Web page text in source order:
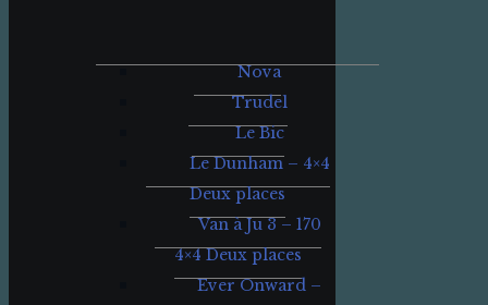
Nova
Trudel
Le Bic
Le Dunham – 4×4
Deux places
Van à Ju 3 – 170
4×4 Deux places
Ever Onward –